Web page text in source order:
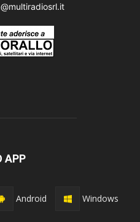
APP
Android Windows